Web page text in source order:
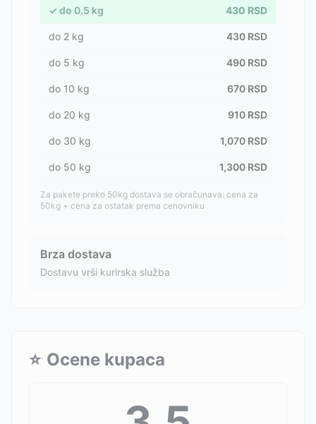
✓ do 0.5 kg 430 RSD
do 2 kg 430 RSD
do 5 kg 490 RSD
do 10 kg 670 RSD
do 20 kg 910 RSD
do 30 kg 1,070 RSD
do 50 kg 1,300 RSD
Za pakete preko 50kg dostava se obračunava: cena za
50kg + cena za ostatak prema cenovniku
Brza dostava
Dostavu vrši kurirska služba
⭐ Ocene kupaca